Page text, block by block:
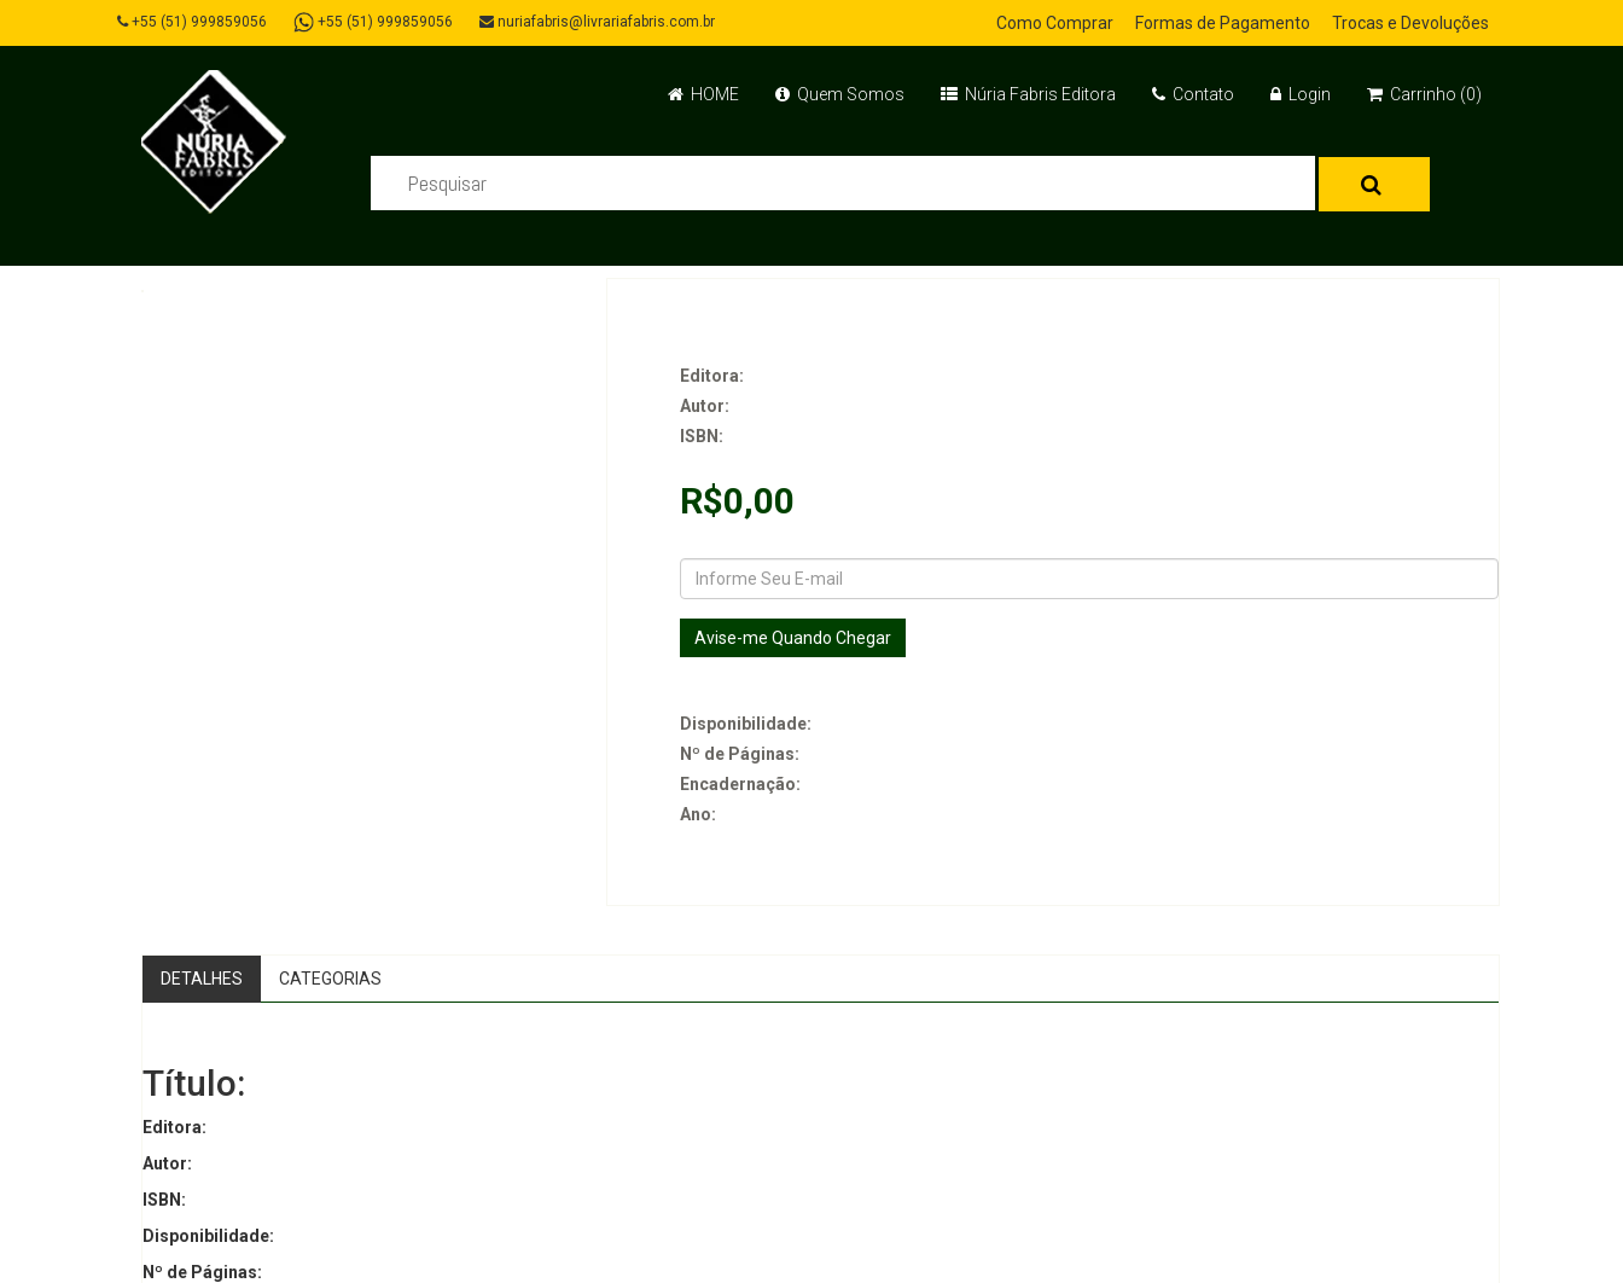
+55 (51) 999859056 +55 (51) 999859056 nuriafabris@livrariafabris.com.br Como Comprar Formas de Pagamento Trocas e Devoluções
HOME Quem Somos Núria Fabris Editora Contato Login Carrinho (0)
Editora:
Autor:
ISBN:
R$0,00
Disponibilidade:
Nº de Páginas:
Encadernação:
Ano:
DETALHES CATEGORIAS
Título:
Editora:
Autor:
ISBN:
Disponibilidade:
Nº de Páginas: